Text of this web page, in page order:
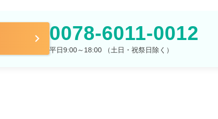
0078-6011-0012
平日9:00～18:00 （土日・祝祭日除く）